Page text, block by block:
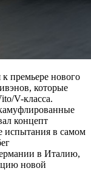
премьере нового
которые
V-класса.
концепт
испытания в самом
в Италию,
новой